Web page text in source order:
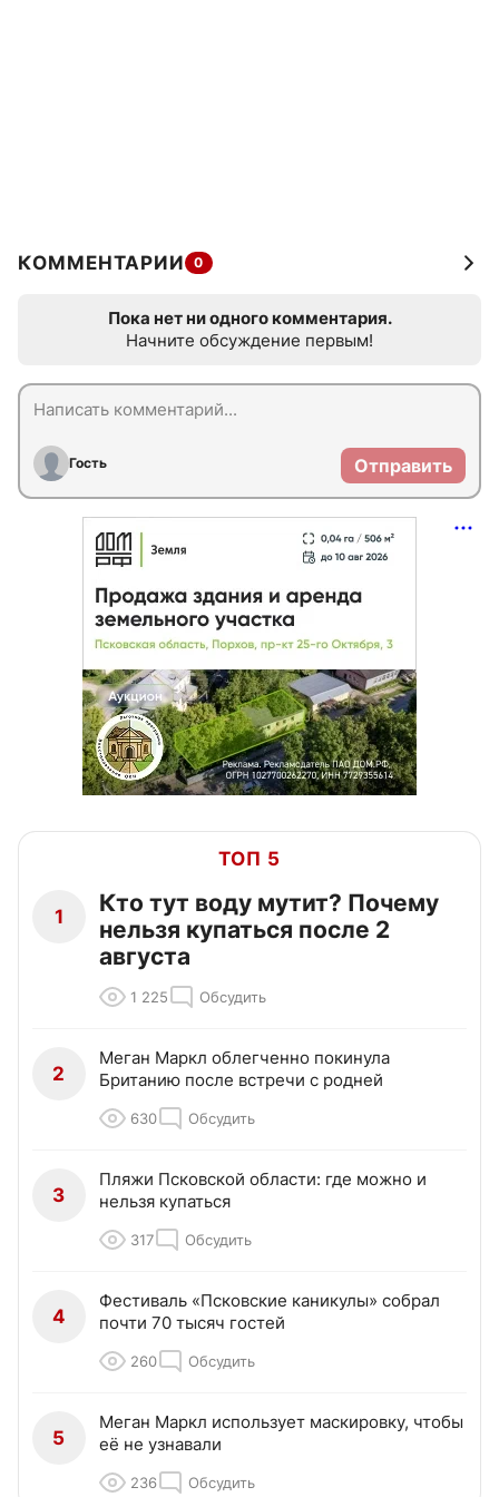
КОММЕНТАРИИ 0
Пока нет ни одного комментария.
Начните обсуждение первым!
Гость Отправить
ТОП 5
1
Кто тут воду мутит? Почему
нельзя купаться после 2
августа
1 225 Обсудить
2
Меган Маркл облегченно покинула
Британию после встречи с родней
630 Обсудить
3
Пляжи Псковской области: где можно и
нельзя купаться
317 Обсудить
4
Фестиваль «Псковские каникулы» собрал
почти 70 тысяч гостей
260 Обсудить
5
Меган Маркл использует маскировку, чтобы
её не узнавали
236 Обсудить